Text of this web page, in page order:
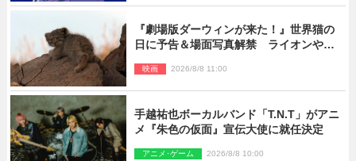
『劇場版ダーウィンが来た！』世界猫の
日に予告＆場面写真解禁 ライオンやマ
映画 2026/8/8 11:00
手越祐也ボーカルバンド「T.N.T」がアニ
メ『朱色の仮面』宣伝大使に就任決定
アニメ･ゲーム 2026/8/8 10:00